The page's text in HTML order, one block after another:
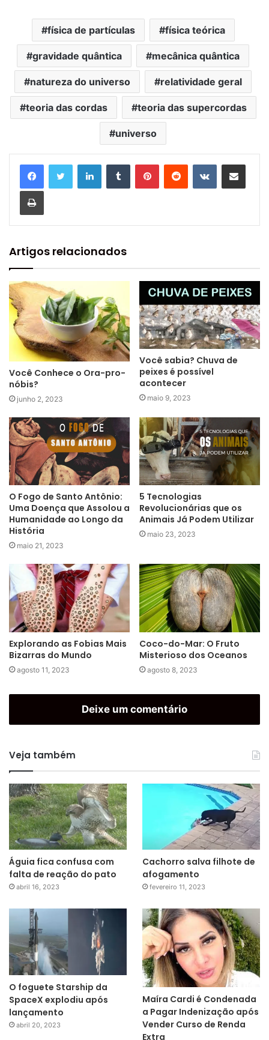
física de partículas física teórica
gravidade quântica mecânica quântica
natureza do universo relatividade geral
teoria das cordas teoria das supercordas
universo
Artigos relacionados
Você Conhece o Ora-pro-
nóbis?
junho 2, 2023
Você sabia? Chuva de
peixes é possível
acontecer
maio 9, 2023
O Fogo de Santo Antônio:
Uma Doença que Assolou a
Humanidade ao Longo da
História
maio 21, 2023
5 Tecnologias
Revolucionárias que os
Animais Já Podem Utilizar
maio 23, 2023
Explorando as Fobias Mais
Bizarras do Mundo
agosto 11, 2023
Coco-do-Mar: O Fruto
Misterioso dos Oceanos
agosto 8, 2023
Deixe um comentário
Veja também
Águia fica confusa com
falta de reação do pato
abril 16, 2023
Cachorro salva filhote de
afogamento
fevereiro 11, 2023
O foguete Starship da
SpaceX explodiu após
lançamento
abril 20, 2023
Maíra Cardi é Condenada
a Pagar Indenização após
Vender Curso de Renda
Extra